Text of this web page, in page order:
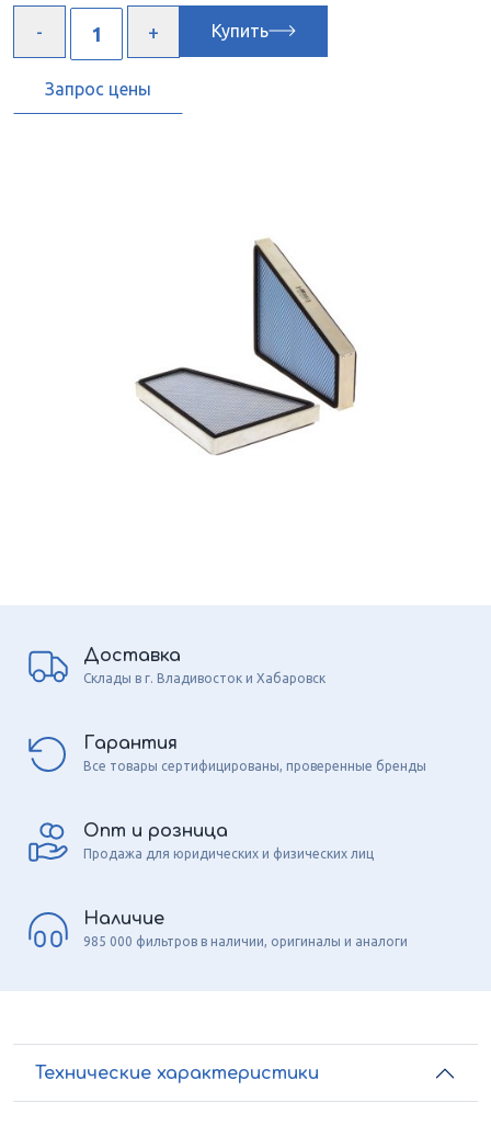
Купить
Запрос цены
Доставка
Склады в г. Владивосток и Хабаровск
Гарантия
Все товары сертифицированы, проверенные бренды
Опт и розница
Продажа для юридических и физических лиц
Наличие
985 000 фильтров в наличии, оригиналы и аналоги
Технические характеристики